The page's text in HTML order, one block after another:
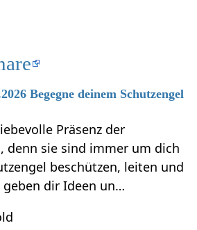
Begegne deinem Schutzengel
Präsenz der
denn sie sind immer um dich
beschützen, leiten und
dir Ideen un…